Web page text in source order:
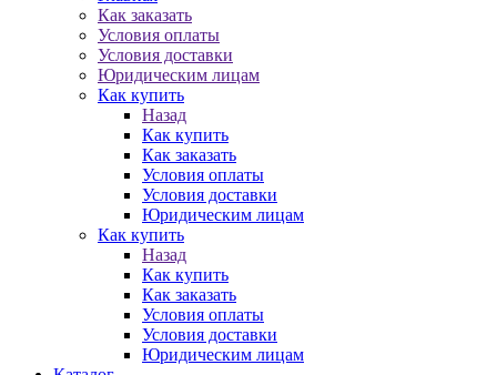
Как заказать
Условия оплаты
Условия доставки
Юридическим лицам
Как купить
Назад
Как купить
Как заказать
Условия оплаты
Условия доставки
Юридическим лицам
Как купить
Назад
Как купить
Как заказать
Условия оплаты
Условия доставки
Юридическим лицам